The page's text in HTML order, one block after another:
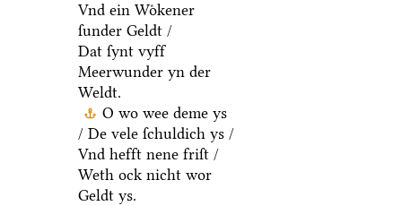
Vnd ein Woͤkener
ſunder Geldt /
Dat ſynt vyff
Meerwunder yn der
Weldt.
O wo wee deme ys
/ De vele ſchuldich ys /
Vnd hefft nene friſt /
Weth ock nicht wor
Geldt ys.